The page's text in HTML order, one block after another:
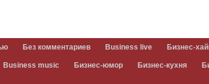
Без комментариев Business live Бизнес-
Business music Бизнес-юмор Бизнес-кухня